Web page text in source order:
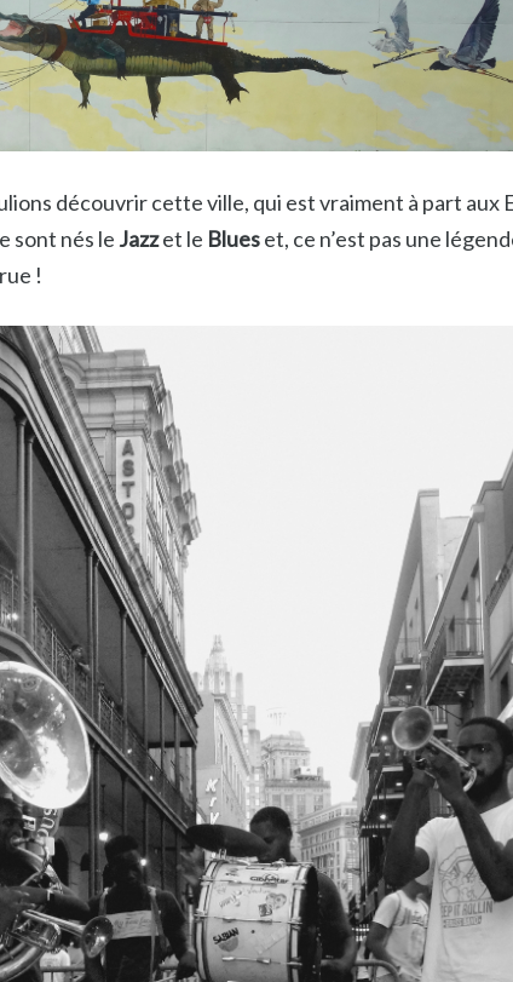
découvrir cette ville, qui est vraiment à part aux
sont nés le Jazzet le Blueset, ce n’est pas une
!